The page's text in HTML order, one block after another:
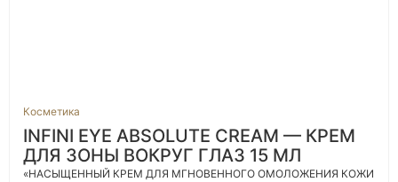
Косметика
INFINI EYE ABSOLUTE CREAM — КРЕМ
ДЛЯ ЗОНЫ ВОКРУГ ГЛАЗ 15 МЛ
«НАСЫЩЕННЫЙ КРЕМ ДЛЯ МГНОВЕННОГО ОМОЛОЖЕНИЯ КОЖИ